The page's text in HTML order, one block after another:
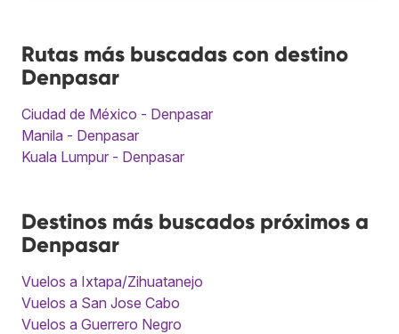
Rutas más buscadas con destino
Denpasar
Ciudad de México - Denpasar
Manila - Denpasar
Kuala Lumpur - Denpasar
Destinos más buscados próximos a
Denpasar
Vuelos a Ixtapa/Zihuatanejo
Vuelos a San Jose Cabo
Vuelos a Guerrero Negro